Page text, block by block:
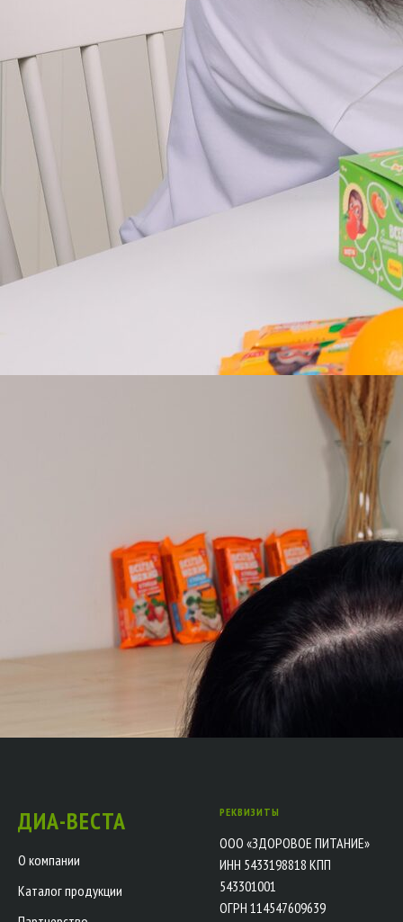
ДИА-ВЕСТА
О компании
Каталог продукции
РЕКВИЗИТЫ
ООО «ЗДОРОВОЕ ПИТАНИЕ»
ИНН 5433198818 КПП
543301001
ОГРН 114547609639